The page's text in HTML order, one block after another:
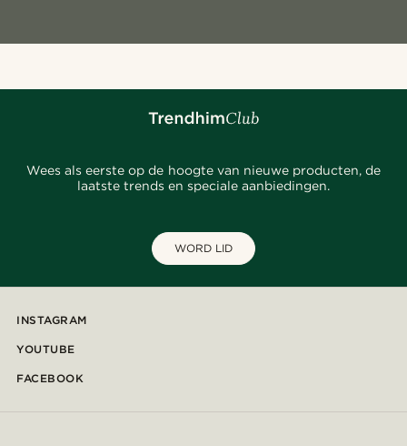
Wees als eerste op de hoogte van nieuwe producten, de
laatste trends en speciale aanbiedingen.
WORD LID
INSTAGRAM
YOUTUBE
FACEBOOK